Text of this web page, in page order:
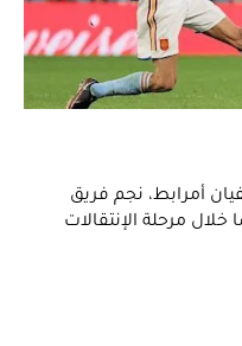
أمرابط، نجم فريق
خلال مرحلة الإنتقالات